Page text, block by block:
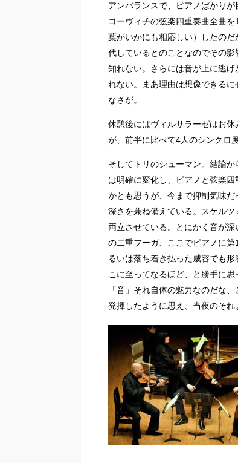
アンバランスで、ピアノばかり
コーヴィチの弦楽四重奏曲全曲
葉がいかにも相応しい）したの
代しているとのことなのでその
知れない。さらには音が上に逃
れない。まあ理由は想像できる
なさが。
休憩後にはヴィルサラーゼはお
が、前半に比べて4人のシンクロ
そしてトリのシューマン。結論
は明確に変化し、ピアノと弦楽
かとも思うが、今まで抑制気味
深さを兼ね備えている。スケル
両立させている。とにかく音が
の二重フーガ、ここでピアノに
るいは落ち着き払った威容でも
こに至ってなるほど、と勝手に
「音」それ自体の魅力なのだな
発揮したように思え、当夜のそれ